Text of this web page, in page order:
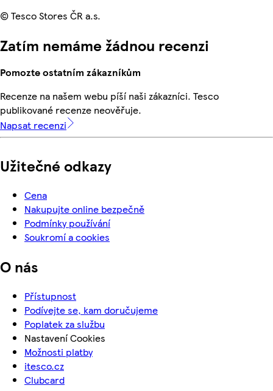
© Tesco Stores ČR a.s.
Zatím nemáme žádnou recenzi
Pomozte ostatním zákazníkům
Recenze na našem webu píší naši zákazníci. Tesco
publikované recenze neověřuje.
Napsat recenzi
Užitečné odkazy
Cena
Nakupujte online bezpečně
Podmínky používání
Soukromí a cookies
O nás
Přístupnost
Podívejte se, kam doručujeme
Poplatek za službu
Nastavení Cookies
Možnosti platby
itesco.cz
Clubcard